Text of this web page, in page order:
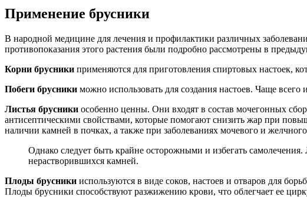
Применение брусники
В народной медицине для лечения и профилактики различных
противопоказания этого растения были подробно рассмотрены в
Корни брусники применяются для приготовления спиртовых настоек,
Побеги брусники можно использовать для создания настоев. Чаще
Листья брусники особенно ценны. Они входят в состав мочегонных
антисептическими свойствами, которые помогают снизить жар при
наличии камней в почках, а также при заболеваниях мочевого и
Однако следует быть крайне осторожными и избегать
нерастворившихся камней.
Плоды брусники используются в виде соков, настоев и отваров для
Плоды брусники способствуют разжижению крови, что облегчает ее